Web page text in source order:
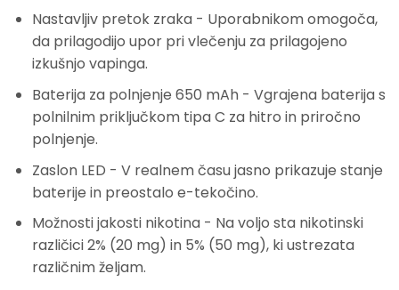
Nastavljiv pretok zraka- Uporabnikom omogoča,
da prilagodijo upor pri vlečenju za prilagojeno
izkušnjo vapinga.
Baterija za polnjenje 650 mAh- Vgrajena baterija s
polnilnim priključkom tipa C za hitro in priročno
polnjenje.
Zaslon LED - V realnem času jasno prikazuje stanje
baterije in preostalo e-tekočino.
Možnosti jakosti nikotina- Na voljo sta nikotinski
različici 2% (20 mg) in 5% (50 mg), ki ustrezata
različnim željam.